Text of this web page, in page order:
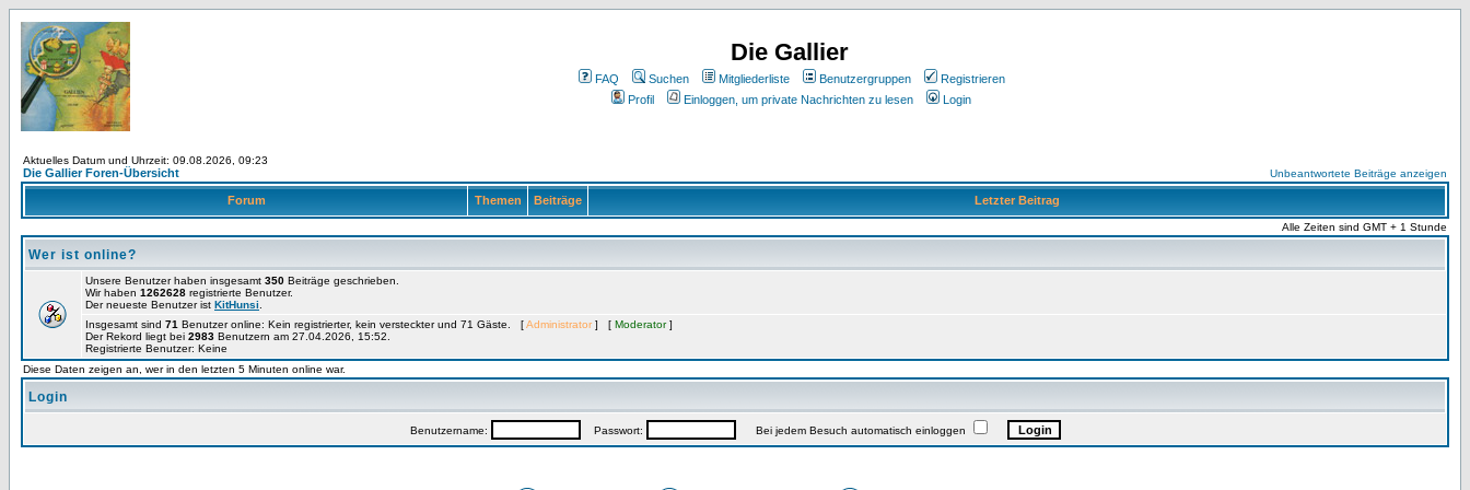
Die Gallier
FAQ Suchen Mitgliederliste Benutzergruppen
Registrieren
Profil
Einloggen, um private Nachrichten zu lesen Login
Aktuelles Datum und Uhrzeit: 09.08.2026, 09:23
Die Gallier Foren-Übersicht Unbeantwortete Beiträge anzeigen
Forum Themen Beiträge Letzter Beitrag
Alle Zeiten sind GMT + 1 Stunde
Wer ist online?
Unsere Benutzer haben insgesamt 350 Beiträge geschrieben.
Wir haben 1262628 registrierte Benutzer.
Der neueste Benutzer ist KitHunsi
Insgesamt sind 71 Benutzer online: Kein registrierter, kein versteckter und 71 Gäste. [Administrator ] [ Moderator]
Der Rekord liegt bei 2983 Benutzern am 27.04.2026, 15:52.
Registrierte Benutzer: Keine
Diese Daten zeigen an, wer in den letzten 5 Minuten online war.
Login
Benutzername: Passwort: Bei jedem Besuch automatisch einloggen